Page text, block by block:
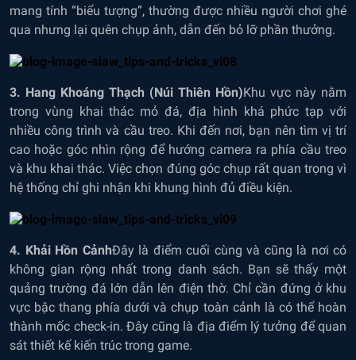
mang tính “biểu tượng”, thường được nhiều người chơi ghé
qua nhưng lại quên chụp ảnh, dẫn đến bỏ lỡ phần thưởng.
3. Hang Khoáng Thạch (Núi Thiên Hồn)Khu vực này nằm
trong vùng khai thác mỏ đá, địa hình khá phức tạp với
nhiều công trình và cầu treo. Khi đến nơi, bạn nên tìm vị trí
cao hoặc góc nhìn rộng để hướng camera ra phía cầu treo
và khu khai thác. Việc chọn đúng góc chụp rất quan trọng vì
hệ thống chỉ ghi nhận khi khung hình đủ điều kiện.
4. Khải Hồn CảnhĐây là điểm cuối cùng và cũng là nơi có
không gian rộng nhất trong danh sách. Bạn sẽ thấy một
quảng trường đá lớn dẫn lên điện thờ. Chỉ cần đứng ở khu
vực bậc thang phía dưới và chụp toàn cảnh là có thể hoàn
thành mốc check-in. Đây cũng là địa điểm lý tưởng để quan
sát thiết kế kiến trúc trong game.